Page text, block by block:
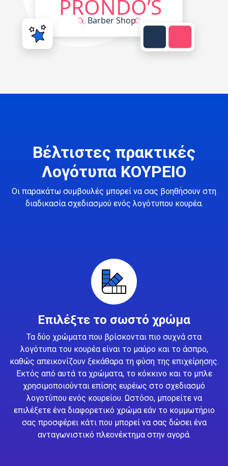
Βέλτιστες πρακτικές
Λογότυπα ΚΟΥΡΕΙΟ
Οι παρακάτω συμβουλές μπορεί να σας βοηθήσουν στη
διαδικασία σχεδιασμού ενός λογότυπου κουρέα.
Επιλέξτε το σωστό χρώμα
Τα δύο χρώματα που βρίσκονται πιο συχνά στα
λογότυπα του κουρέα είναι το μαύρο και το άσπρο,
καθώς απεικονίζουν ξεκάθαρα τη φύση της επιχείρησης.
Εκτός από αυτά τα χρώματα, το κόκκινο και το μπλε
χρησιμοποιούνται επίσης ευρέως στο σχεδιασμό
λογοτύπου ενός κουρείου. Ωστόσο, μπορείτε να
επιλέξετε ένα διαφορετικό χρώμα εάν το κομμωτήριο
σας προσφέρει κάτι που μπορεί να σας δώσει ένα
ανταγωνιστικό πλεονέκτημα στην αγορά.